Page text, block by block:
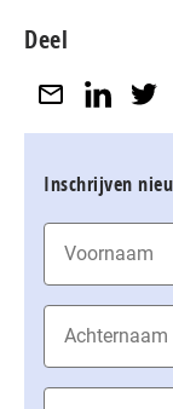
Deel
Inschrijven